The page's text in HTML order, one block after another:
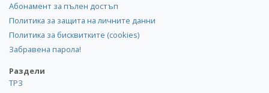
Абонамент за пълен достъп
Политика за защита на личните данни
Политика за бисквитките (cookies)
Забравена парола!
Раздели
ТРЗ